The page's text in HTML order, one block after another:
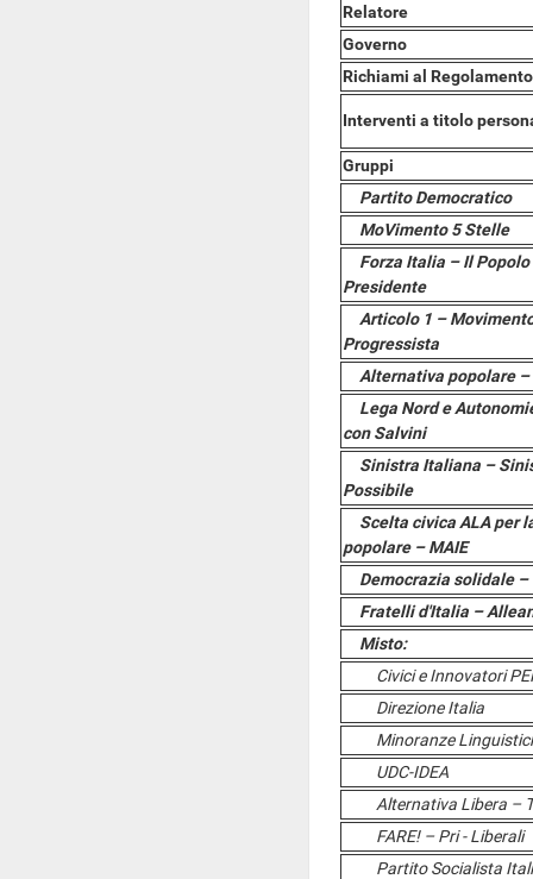
Relatore
Governo
Richiami al Regolamento
Interventi a titolo
Gruppi
Partito Democratico
MoVimento 5 Stelle
Forza Italia – Il
Presidente
Articolo 1 –
Progressista
Alternativa popolare –
Lega Nord e
con Salvini
Sinistra Italiana –
Possibile
Scelta civica ALA per
popolare – MAIE
Democrazia solidale –
Fratelli d'Italia –
Misto:
Civici e Innovatori
Direzione Italia
Minoranze
UDC-IDEA
Alternativa Libera –
FARE! – Pri - Liberali
Partito Socialista